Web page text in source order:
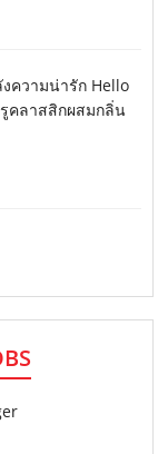
ความน่ารัก Hello
คลาสสิกผสมกลิ่น